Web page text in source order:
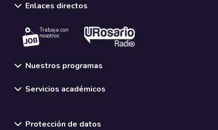
Enlaces directos
Trabaja con
nosotros.
Nuestros programas
Servicios académicos
Protección de datos